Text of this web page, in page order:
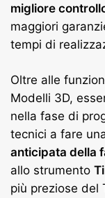
migliore
maggiori
tempi di
Oltre alle
Modelli 3D,
nella fase di
tecnici a fare
anticipata della
allo strumento
più preziose del